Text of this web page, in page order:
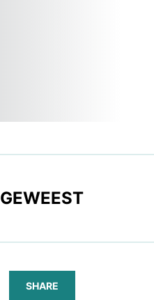
GEWEEST
SHARE